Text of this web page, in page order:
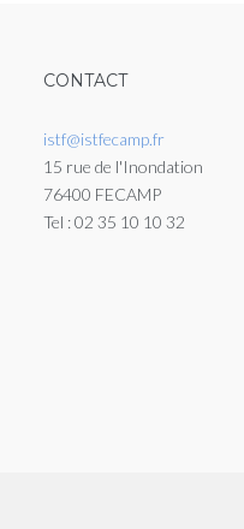
CONTACT
istf@istfecamp.fr
15 rue de l'Inondation
76400 FECAMP
Tel : 02 35 10 10 32